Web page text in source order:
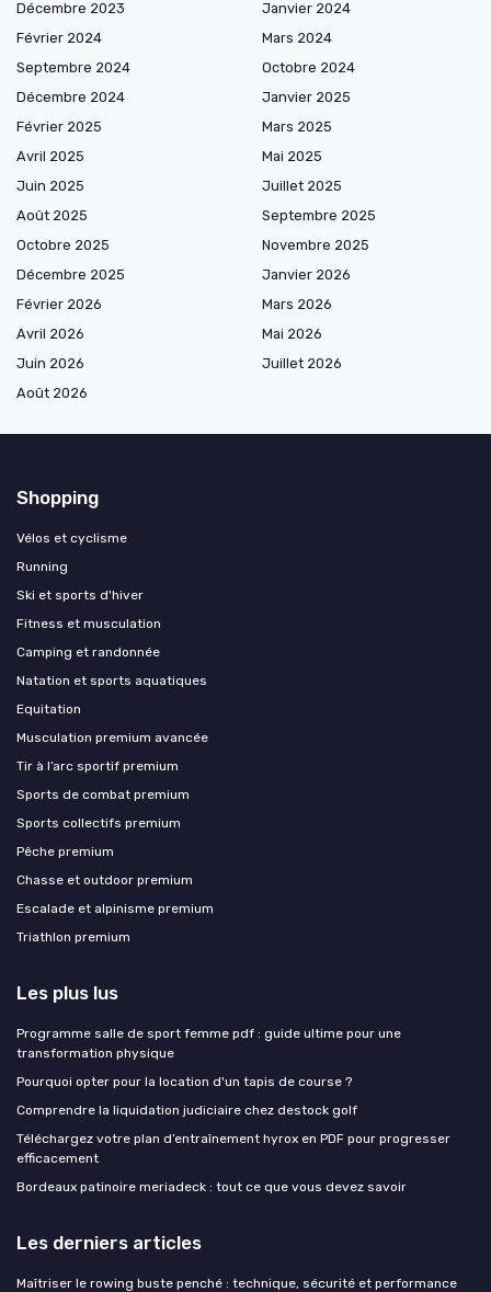
Décembre 2023
Janvier 2024
Février 2024
Mars 2024
Septembre 2024
Octobre 2024
Décembre 2024
Janvier 2025
Février 2025
Mars 2025
Avril 2025
Mai 2025
Juin 2025
Juillet 2025
Août 2025
Septembre 2025
Octobre 2025
Novembre 2025
Décembre 2025
Janvier 2026
Février 2026
Mars 2026
Avril 2026
Mai 2026
Juin 2026
Juillet 2026
Août 2026
Shopping
Vélos et cyclisme
Running
Ski et sports d'hiver
Fitness et musculation
Camping et randonnée
Natation et sports aquatiques
Equitation
Musculation premium avancée
Tir à l’arc sportif premium
Sports de combat premium
Sports collectifs premium
Pêche premium
Chasse et outdoor premium
Escalade et alpinisme premium
Triathlon premium
Les plus lus
Programme salle de sport femme pdf : guide ultime pour une
transformation physique
Pourquoi opter pour la location d'un tapis de course ?
Comprendre la liquidation judiciaire chez destock golf
Téléchargez votre plan d’entraînement hyrox en PDF pour progresser
efficacement
Bordeaux patinoire meriadeck : tout ce que vous devez savoir
Les derniers articles
Maîtriser le rowing buste penché : technique, sécurité et performance